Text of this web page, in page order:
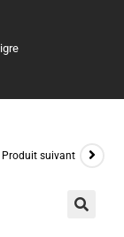
Produit suivant